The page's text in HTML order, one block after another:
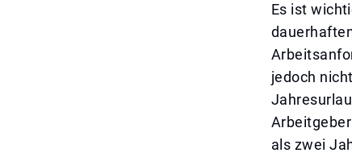
Es ist
jedoch
als zwei